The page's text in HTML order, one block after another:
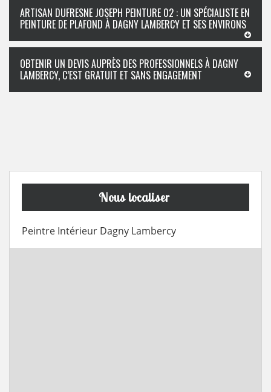
ARTISAN DUFRESNE JOSEPH PEINTURE 02 : UN SPÉCIALISTE EN
PEINTURE DE PLAFOND À DAGNY LAMBERCY ET SES ENVIRONS
OBTENIR UN DEVIS AUPRÈS DES PROFESSIONNELS À DAGNY
LAMBERCY, C’EST GRATUIT ET SANS ENGAGEMENT
Nous localiser
Peintre Intérieur Dagny Lambercy